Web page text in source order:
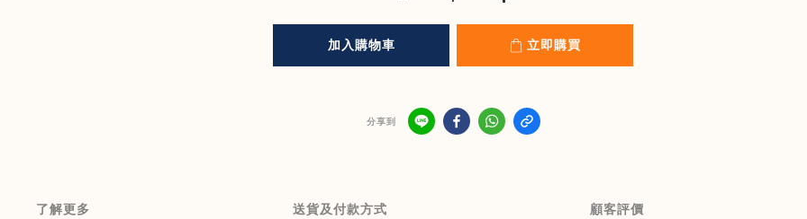
加入購物車 立即購買
分享到
了解更多 送貨及付款方式 顧客評價